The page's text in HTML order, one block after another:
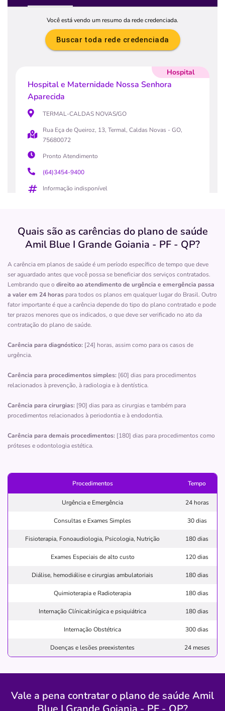
Você está vendo um resumo da rede credenciada.
Buscar toda rede credenciada
Hospital e Maternidade Nossa Senhora
Aparecida
TERMAL-CALDAS NOVAS/GO
Rua Eça de Queiroz, 13, Termal, Caldas Novas - GO,
75680072
Pronto Atendimento
(64)3454-9400
Informação indisponível
Hospital
Hospital Santa Helena
SETOR SUL-GOIANIA/GO
Rua 95, 99 - St. Sul, Goiânia - GO, 74083-100
Não possui pronto atendimento
(62)3219-9147
Hospital
Hospital e Maternidade São Lucas
CENTRO-GOIANIA/GO
Rua Quatro, 1335, Centro, Goiânia - GO, 74015175
Não possui pronto atendimento
goias comego
hospitalar
Quero saber mais
Não possui pronto atendimento
(62)3225-2500
Informação indisponível
Hospital
Hospital
Quais são as carências do plano de saúde
Amil Blue I Grande Goiania - PF - QP?
A carência em planos de saúde é um período específico de tempo que deve
ser aguardado antes que você possa se beneficiar dos serviços contratados.
Lembrando que o direito ao atendimento de urgência e emergência passa
a valer em 24 horas para todos os planos em qualquer lugar do Brasil. Outro
fator importante é que a carência depende do tipo do plano contratado e pode
ter prazos menores que os indicados, o que deve ser verificado no ato da
contratação do plano de saúde.
Carência para diagnóstico: [24] horas, assim como para os casos de
urgência.
Carência para procedimentos simples: [60] dias para procedimentos
relacionados à prevenção, à radiologia e à dentística.
Carência para cirurgias: [90] dias para as cirurgias e também para
procedimentos relacionados à periodontia e à endodontia.
Carência para demais procedimentos: [180] dias para procedimentos como
próteses e odontologia estética.
Procedimentos Tempo
Urgência e Emergência 24 horas
Consultas e Exames Simples 30 dias
Fisioterapia, Fonoaudiologia, Psicologia, Nutrição 180 dias
Exames Especiais de alto custo 120 dias
Diálise, hemodiálise e cirurgias ambulatoriais 180 dias
Quimioterapia e Radioterapia 180 dias
Internação Clínica/cirúgica e psiquiátrica 180 dias
Internação Obstétrica 300 dias
Doenças e lesões preexistentes 24 meses
Vale a pena contratar o plano de saúde Amil